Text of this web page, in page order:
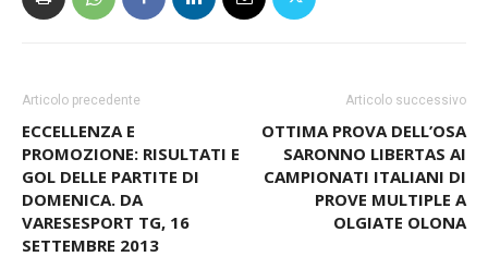
Articolo precedente
ECCELLENZA E
PROMOZIONE: RISULTATI E
GOL DELLE PARTITE DI
DOMENICA. DA
VARESESPORT TG, 16
SETTEMBRE 2013
Articolo successivo
OTTIMA PROVA DELL’OSA
SARONNO LIBERTAS AI
CAMPIONATI ITALIANI DI
PROVE MULTIPLE A
OLGIATE OLONA